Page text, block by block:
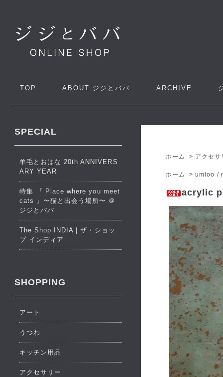
TOP ABOUT ジジとババ ARCHIVE
ホーム > アクセサ
ホーム >umloo /
acrylic
SPECIAL
羊毛とおはな 20th ANNIVERS
ARY YEAR
特集 『 Place where you meet
cats 』〜猫と出会う場所〜 ＠
ジジとババ
The Shop INDIA | ザ・ショッ
プ インディア
SHOPPING
アート
うつわ
キッチン用品
アクセサリー